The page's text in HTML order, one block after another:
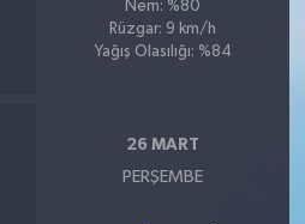
Nem: %80
Rüzgar: 9 km/h
Yağış Olasılığı: %84
26 MART
PERŞEMBE